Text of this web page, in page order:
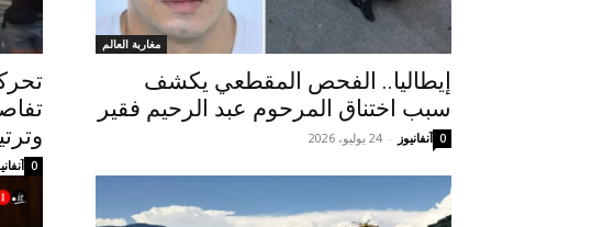
مغاربة العالم
إيطاليا.. الفحص المقطعي يكشف
سبب اختناق المرحوم عبد الرحيم فقير
آنفانيوز - 24 يوليو، 2026 0
0